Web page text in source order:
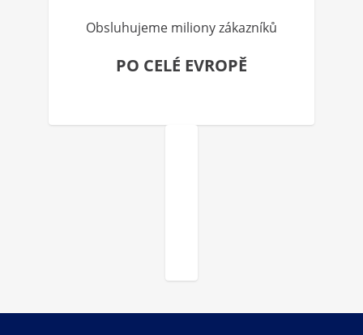
Obsluhujeme miliony zákazníků
PO CELÉ EVROPĚ